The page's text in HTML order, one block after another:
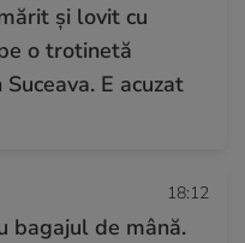
și lovit cu
o trotinetă
E acuzat
18:12
bagajul de mână.